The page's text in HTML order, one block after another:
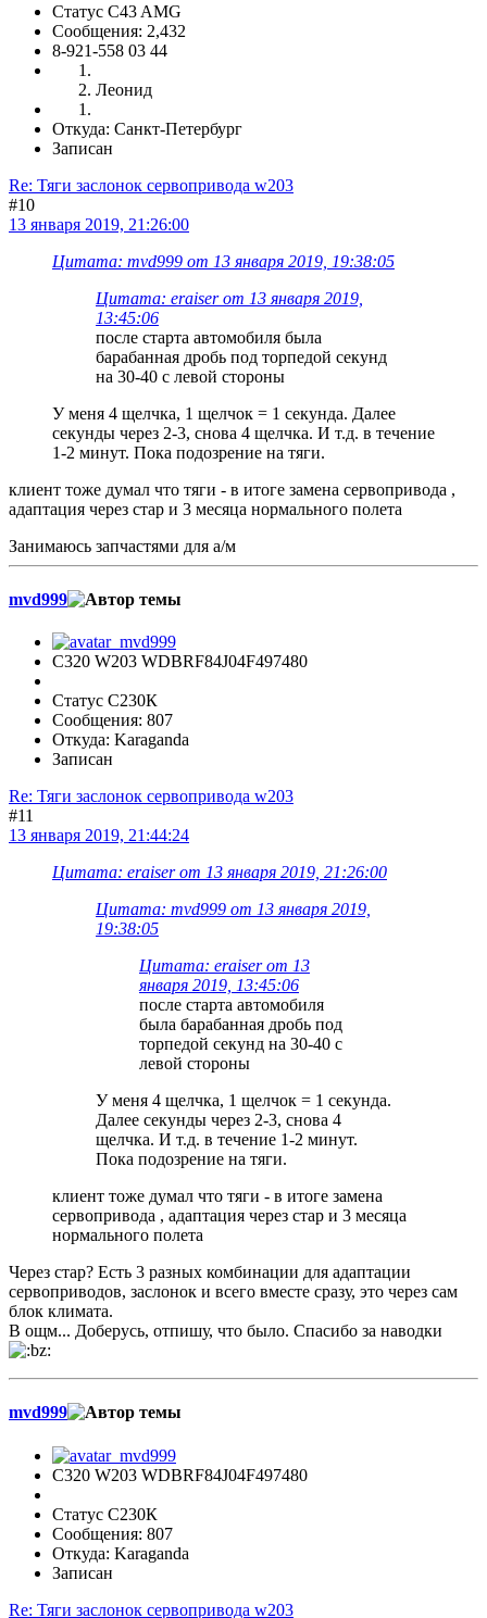
Статус C43 AMG
Сообщения: 2,432
8-921-558 03 44
Леонид
Откуда: Санкт-Петербург
Записан
Re: Тяги заслонок сервопривода w203
#10
13 января 2019, 21:26:00
Цитата: mvd999 от 13 января 2019, 19:38:05
Цитата: eraiser от 13 января 2019,
13:45:06
после старта автомобиля была
барабанная дробь под торпедой секунд
на 30-40 с левой стороны
У меня 4 щелчка, 1 щелчок = 1 секунда. Далее
секунды через 2-3, снова 4 щелчка. И т.д. в течение
1-2 минут. Пока подозрение на тяги.
клиент тоже думал что тяги - в итоге замена сервопривода ,
адаптация через стар и 3 месяца нормального полета
Занимаюсь запчастями для а/м
mvd999
C320 W203 WDBRF84J04F497480
Статус С230К
Сообщения: 807
Откуда: Karaganda
Записан
Re: Тяги заслонок сервопривода w203
#11
13 января 2019, 21:44:24
Цитата: eraiser от 13 января 2019, 21:26:00
Цитата: mvd999 от 13 января 2019,
19:38:05
Цитата: eraiser от 13
января 2019, 13:45:06
после старта автомобиля
была барабанная дробь под
торпедой секунд на 30-40 с
левой стороны
У меня 4 щелчка, 1 щелчок = 1 секунда.
Далее секунды через 2-3, снова 4
щелчка. И т.д. в течение 1-2 минут.
Пока подозрение на тяги.
клиент тоже думал что тяги - в итоге замена
сервопривода , адаптация через стар и 3 месяца
нормального полета
Через стар? Есть 3 разных комбинации для адаптации
сервоприводов, заслонок и всего вместе сразу, это через сам
блок климата.
В ощм... Доберусь, отпишу, что было. Спасибо за наводки
mvd999
C320 W203 WDBRF84J04F497480
Статус С230К
Сообщения: 807
Откуда: Karaganda
Записан
Re: Тяги заслонок сервопривода w203